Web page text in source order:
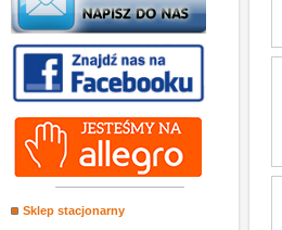
Sklep stacjonarny